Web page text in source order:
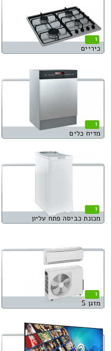
1
כיריים
1
מדיח כלים
1
מכונת כביסה פתח עליון
1
מזגן S